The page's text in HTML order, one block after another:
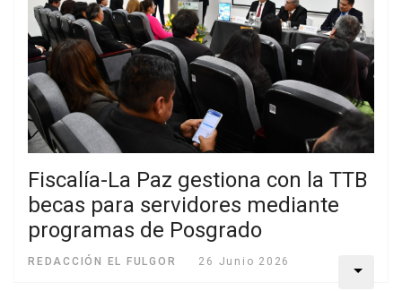
Fiscalía-La Paz gestiona con la TTB
becas para servidores mediante
programas de Posgrado
REDACCIÓN EL FULGOR 26 Junio 2026